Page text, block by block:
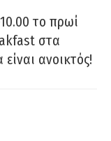
το πρωί
στα
ανοικτός!